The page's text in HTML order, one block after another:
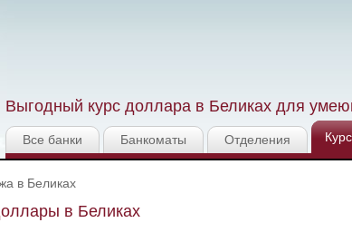
Выгодный курс доллара в Беликах для
Все банки Банкоматы Отделения
в Беликах
в Беликах